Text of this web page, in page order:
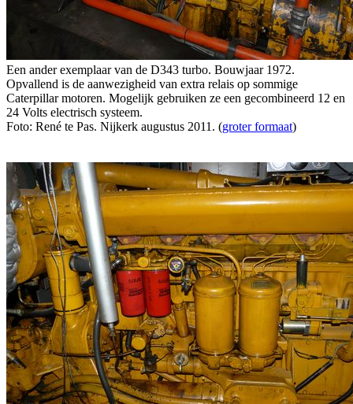
Een ander exemplaar van de D343 turbo. Bouwjaar 1972.
Opvallend is de aanwezigheid van extra relais op sommige
Caterpillar motoren. Mogelijk gebruiken ze een gecombineerd 12 en
24 Volts electrisch systeem.
Foto: René te Pas. Nijkerk augustus 2011. (groter formaat)